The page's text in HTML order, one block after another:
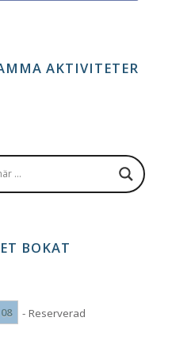
AKTIVITETER
BOKAT
08 - Reserverad